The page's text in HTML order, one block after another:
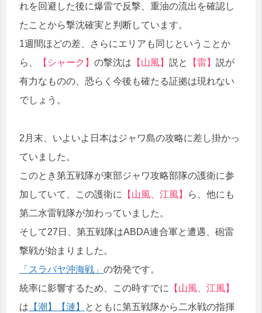
れを回避した後に爆雷で反撃、重油の流出を確認し
たことから撃沈確実と判断しています。
1週間ほどの差、さらにエリアも同じということか
ら、
【シャーク】 の撃沈は 【山風】 説と 【雷】 説が
有力なものの、恐らく今後も確たる証拠は現れない
でしょう。
2月末、いよいよ日本はジャワ島の攻略に差し掛かっ
ていました。
このとき第五戦隊が東部ジャワ攻略部隊の護衛に参
加していて、この護衛に
【山風、江風】
ら、他にも
第二水雷戦隊が加わっていました。
そして27日、第五戦隊はABDA連合軍と遭遇、砲雷
撃戦が始まりました。
「スラバヤ沖海戦」 の勃発です。
統率に影響するため、この時すでに
【山風、江風】
は 【潮】 【漣】
とともに第五戦隊から二水戦の指揮